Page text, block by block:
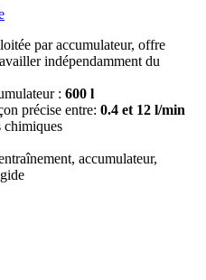
par accumulateur, offre
indépendamment du
: 600 l
précise entre: 0.4 et 12 l/min
chimiques
accumulateur,